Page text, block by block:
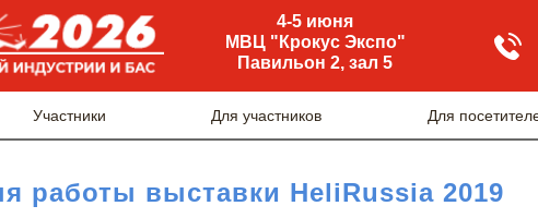
4-5 июня
МВЦ "Крокус Экспо"
Павильон 2, зал 5
Участники Для участников Для
работы выставки HeliRussia 2019